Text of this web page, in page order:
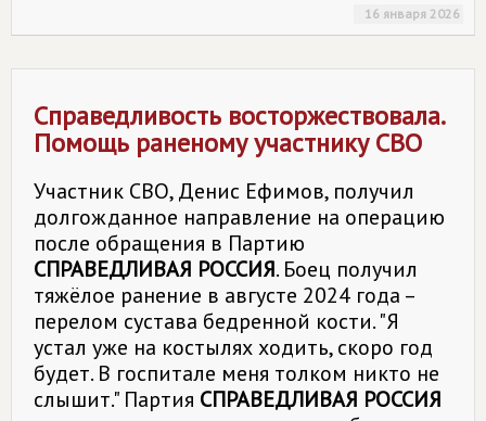
16 января 2026
Справедливость восторжествовала.
Помощь раненому участнику СВО
Участник СВО, Денис Ефимов, получил
долгожданное направление на операцию
после обращения в Партию
СПРАВЕДЛИВАЯ РОССИЯ. Боец получил
тяжёлое ранение в августе 2024 года –
перелом сустава бедренной кости. "Я
устал уже на костылях ходить, скоро год
будет. В госпитале меня толком никто не
слышит." Партия СПРАВЕДЛИВАЯ РОССИЯ